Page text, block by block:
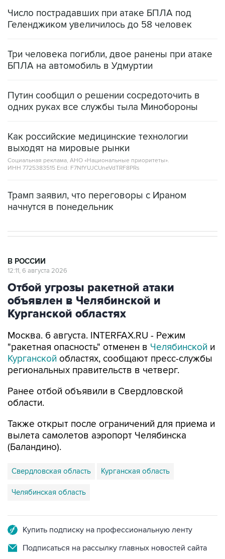
Число пострадавших при атаке БПЛА под
Геленджиком увеличилось до 58 человек
Три человека погибли, двое ранены при атаке
БПЛА на автомобиль в Удмуртии
Путин сообщил о решении сосредоточить в
одних руках все службы тыла Минобороны
Как российские медицинские технологии
выходят на мировые рынки
Социальная реклама, АНО «Национальные приоритеты».
ИНН 7725383515 Erid: F7NfYUJCUneVdTRF8PRs
Трамп заявил, что переговоры с Ираном
начнутся в понедельник
В РОССИИ
12:11, 6 августа 2026
Отбой угрозы ракетной атаки
объявлен в Челябинской и
Курганской областях
Москва. 6 августа. INTERFAX.RU - Режим
"ракетная опасность" отменен в Челябинской и
Курганской областях, сообщают пресс-службы
региональных правительств в четверг.
Ранее отбой объявили в Свердловской
области.
Также открыт после ограничений для приема и
вылета самолетов аэропорт Челябинска
(Баландино).
Свердловская область Курганская область
Челябинская область
Купить подписку на профессиональную ленту
Подписаться на рассылку главных новостей сайта